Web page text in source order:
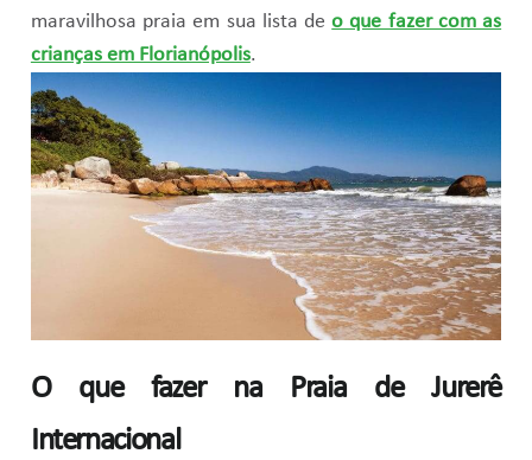
maravilhosa praia em sua lista deo que fazer com as
crianças em Florianópolis.
O que fazer na Praia de Jurerê
Internacional